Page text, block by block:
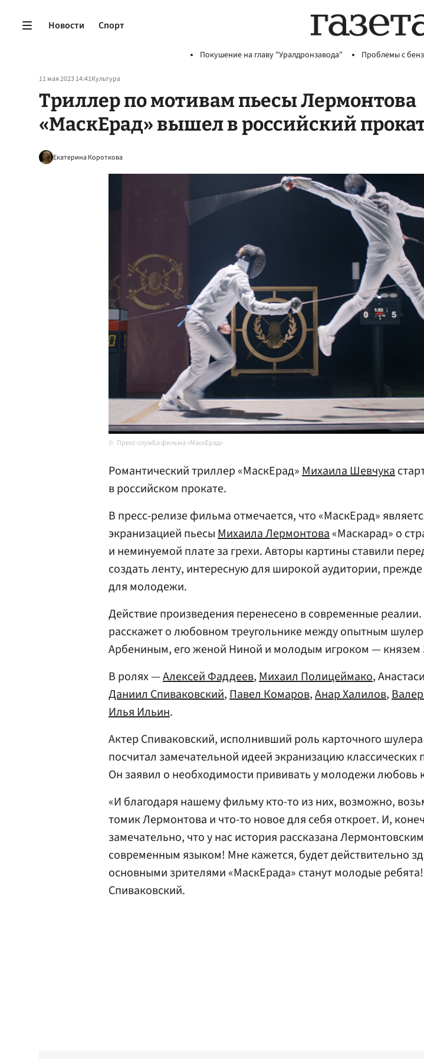
Новости Спорт
Покушение на главу "Уралдронзавода" Проблемы с
11 мая 2023 14:41Культура
Триллер по мотивам пьесы Лермонтова
«МаскЕрад» вышел в российский
Екатерина Короткова
Пресс-служба фильма «МаскЕрад»
Романтический триллер «МаскЕрад»Михаила Шевчука
в российском прокате.
В пресс-релизе фильма отмечается, что «МаскЕрад»
экранизацией пьесыМихаила Лермонтова«Маскарад» о
и неминуемой плате за грехи. Авторы картины ставили
создать ленту, интересную для широкой аудитории, прежде
для молодежи.
Действие произведения перенесено в современные
расскажет о любовном треугольнике между опытным
Арбениным, его женой Ниной и молодым игроком — князем
В ролях —Алексей Фаддеев,Михаил Полицеймако,
Даниил Спиваковский,Павел Комаров,Анар Халилов,
Илья Ильин.
Актер Спиваковский, исполнивший роль карточного
посчитал замечательной идеей экранизацию классических
Он заявил о необходимости прививать у молодежи любовь
«И благодаря нашему фильму кто-то из них, возможно,
томик Лермонтова и что-то новое для себя откроет. И,
замечательно, что у нас история рассказана
современным языком! Мне кажется, будет действительно
основными зрителями «МаскЕрада» станут молодые
Спиваковский.